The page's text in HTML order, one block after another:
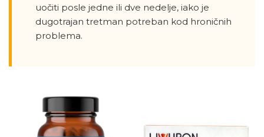
uočiti posle jedne ili dve nedelje, iako je
dugotrajan tretman potreban kod hroničnih
problema.